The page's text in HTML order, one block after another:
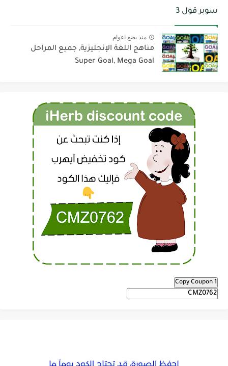
سوبر قول 3
منذ بضع اعوام
مناهج اللغة الإنجليزية, جميع المراحل
Super Goal, Mega Goal
Copy Coupon 1